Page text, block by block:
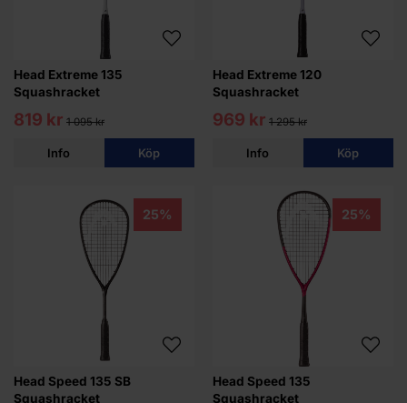
Head Extreme 135
Squashracket
819 kr 1 095 kr
Info Köp
Head Extreme 120
Squashracket
969 kr 1 295 kr
Info Köp
25%
Head Speed 135 SB
Squashracket
25%
Head Speed 135
Squashracket